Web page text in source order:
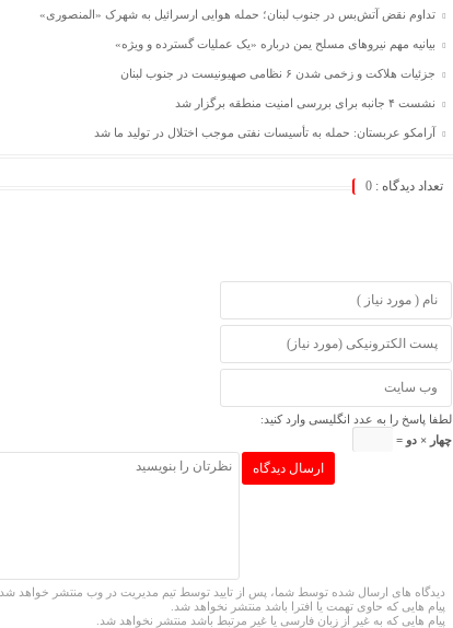
تداوم نقض آتش‌بس در جنوب لبنان؛ حمله هوایی ارسرائیل به شهرک «المنصوری»
بیانیه مهم نیروهای مسلح یمن درباره «یک عملیات گسترده و ویژه»
جزئیات هلاکت و زخمی شدن ۶ نظامی صهیونیست در جنوب لبنان
نشست ۴ جانبه برای بررسی امنیت منطقه برگزار شد
آرامکو عربستان: حمله به تأسیسات نفتی موجب اختلال در تولید ما شد
تعداد دیدگاه : 0
لطفا پاسخ را به عدد انگلیسی وارد کنید:
چهار × دو =
دیدگاه های ارسال شده توسط شما، پس از تایید توسط تیم مدیریت در وب منتشر خواهد شد.
پیام هایی که حاوی تهمت یا افترا باشد منتشر نخواهد شد.
پیام هایی که به غیر از زبان فارسی یا غیر مرتبط باشد منتشر نخواهد شد.